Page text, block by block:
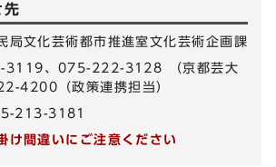
先
局文化芸術都市推進室文化芸術企画課
、075-222-3128 （京都芸大
4200（政策連携担当）
213-3181
け間違いにご注意ください